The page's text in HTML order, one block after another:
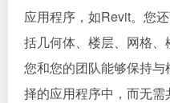
应用程序，如Revit。您
括几何体、楼层、网格
您和您的团队能够保持
择的应用程序中，而无需